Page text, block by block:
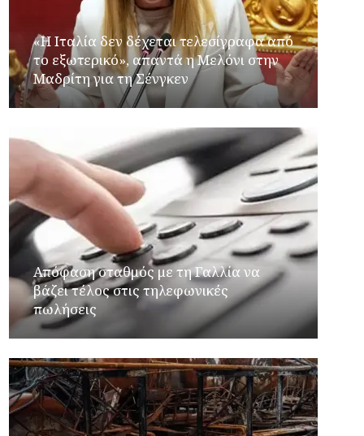
«Η Ιταλία δεν δέχεται τελεσίγραφα από
το εξωτερικό», απαντά η Μελόνι στην
Μαδρίτη για τη Σένγκεν
Απόφαση σταθμός με τη Γαλλία να
βάζει τέλος στις τηλεφωνικές
πωλήσεις